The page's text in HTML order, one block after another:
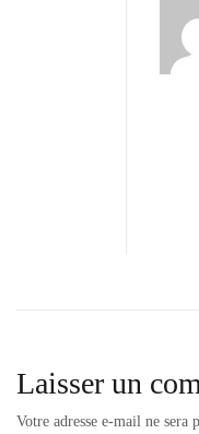
Laisser un
Votre adresse e-mail ne sera